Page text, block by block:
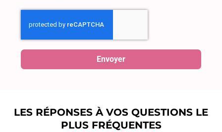
Envoyer
LES RÉPONSES À VOS QUESTIONS LE
PLUS FRÉQUENTES